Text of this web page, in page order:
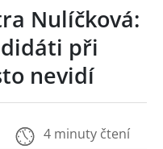
Nulíčková:
při
nevidí
4 minuty čtení